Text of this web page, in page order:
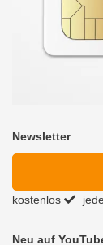
Newsletter
kostenlos
Neu auf